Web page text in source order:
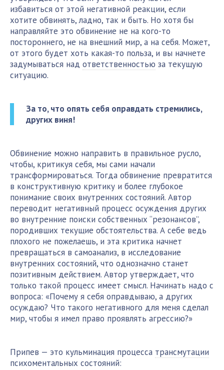
избавиться от этой негативной реакции, если
хотите обвинять, ладно, так и быть. Но хотя бы
направляйте это обвинение не на кого-то
постороннего, не на внешний мир, а на себя. Может,
от этого будет хоть какая-то польза, и вы начнете
задумываться над ответственностью за текущую
ситуацию.
За то, что опять себя оправдать стремились,
других виня!
Обвинение можно направить в правильное русло,
чтобы, критикуя себя, мы сами начали
трансформироваться. Тогда обвинение превратится
в конструктивную критику и более глубокое
понимание своих внутренних состояний. Автор
переводит негативный процесс осуждения других
во внутренние поиски собственных “резонансов”,
породивших текущие обстоятельства. А себе ведь
плохого не пожелаешь, и эта критика начнет
превращаться в самоанализ, в исследование
внутренних состояний, что однозначно станет
позитивным действием. Автор утверждает, что
только такой процесс имеет смысл. Начинать надо с
вопроса: «Почему я себя оправдываю, а других
осуждаю? Что такого негативного для меня сделал
мир, чтобы я имел право проявлять агрессию?»
Припев — это кульминация процесса трансмутации
психоментальных состояний: